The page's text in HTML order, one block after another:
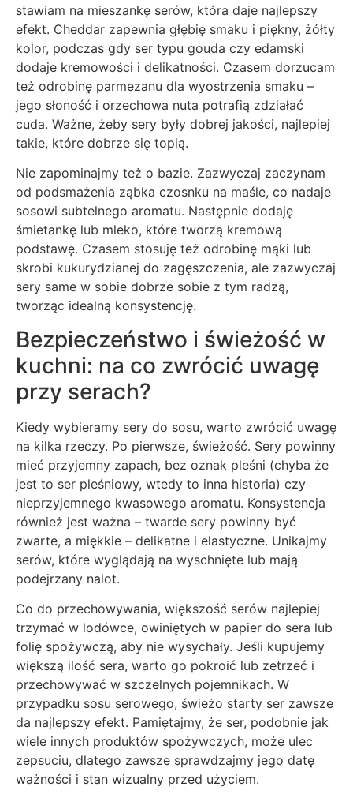
stawiam na mieszankę serów, która daje najlepszy
efekt. Cheddar zapewnia głębię smaku i piękny, żółty
kolor, podczas gdy ser typu gouda czy edamski
dodaje kremowości i delikatności. Czasem dorzucam
też odrobinę parmezanu dla wyostrzenia smaku –
jego słoność i orzechowa nuta potrafią zdziałać
cuda. Ważne, żeby sery były dobrej jakości, najlepiej
takie, które dobrze się topią.
Nie zapominajmy też o bazie. Zazwyczaj zaczynam
od podsmażenia ząbka czosnku na maśle, co nadaje
sosowi subtelnego aromatu. Następnie dodaję
śmietankę lub mleko, które tworzą kremową
podstawę. Czasem stosuję też odrobinę mąki lub
skrobi kukurydzianej do zagęszczenia, ale zazwyczaj
sery same w sobie dobrze sobie z tym radzą,
tworząc idealną konsystencję.
Bezpieczeństwo i świeżość w
kuchni: na co zwrócić uwagę
przy serach?
Kiedy wybieramy sery do sosu, warto zwrócić uwagę
na kilka rzeczy. Po pierwsze, świeżość. Sery powinny
mieć przyjemny zapach, bez oznak pleśni (chyba że
jest to ser pleśniowy, wtedy to inna historia) czy
nieprzyjemnego kwasowego aromatu. Konsystencja
również jest ważna – twarde sery powinny być
zwarte, a miękkie – delikatne i elastyczne. Unikajmy
serów, które wyglądają na wyschnięte lub mają
podejrzany nalot.
Co do przechowywania, większość serów najlepiej
trzymać w lodówce, owiniętych w papier do sera lub
folię spożywczą, aby nie wysychały. Jeśli kupujemy
większą ilość sera, warto go pokroić lub zetrzeć i
przechowywać w szczelnych pojemnikach. W
przypadku sosu serowego, świeżo starty ser zawsze
da najlepszy efekt. Pamiętajmy, że ser, podobnie jak
wiele innych produktów spożywczych, może ulec
zepsuciu, dlatego zawsze sprawdzajmy jego datę
ważności i stan wizualny przed użyciem.